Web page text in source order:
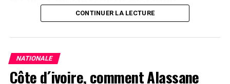
Le navire doit déchargé au port à Abidjan 3 000 tonnes
matière utilisée comme « fertilisant dans l’agriculture ».
Selon le média français, France 24 « À la suite
CONTINUER LA LECTURE
NATIONALE
Côte d´ivoire, comment Alassane